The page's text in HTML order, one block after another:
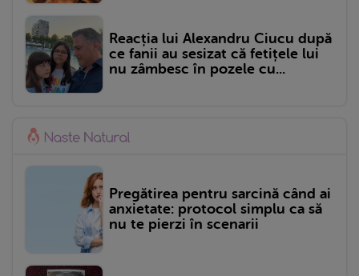
Reacția lui Alexandru Ciucu după
ce fanii au sesizat că fetițele lui
nu zâmbesc în pozele cu...
Pregătirea pentru sarcină când ai
anxietate: protocol simplu ca să
nu te pierzi în scenarii